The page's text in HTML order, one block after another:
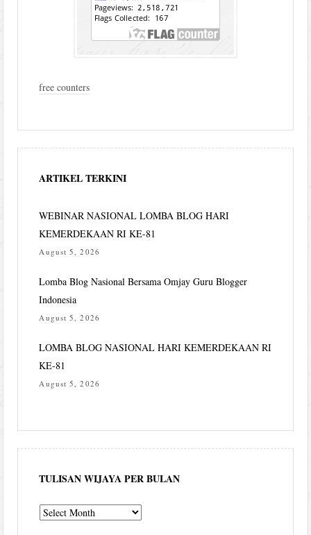
free counters
ARTIKEL TERKINI
WEBINAR NASIONAL LOMBA BLOG HARI
KEMERDEKAAN RI KE-81
August 5, 2026
Lomba Blog Nasional Bersama Omjay Guru Blogger
Indonesia
August 5, 2026
LOMBA BLOG NASIONAL HARI KEMERDEKAAN RI
KE-81
August 5, 2026
TULISAN WIJAYA PER BULAN
Tulisan